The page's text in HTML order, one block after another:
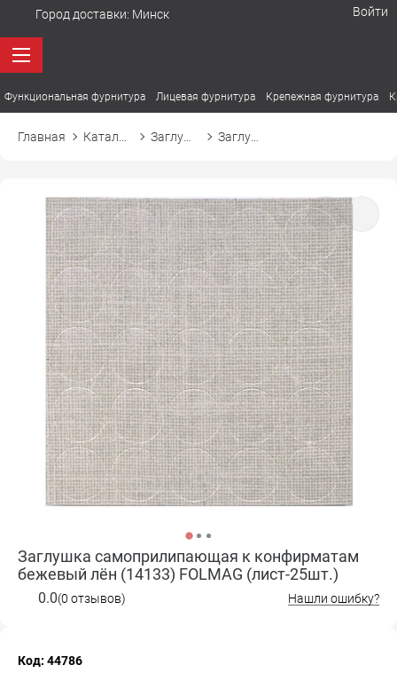
Город доставки: Минск Войти
Функциональная фурнитура Лицевая фурнитура Крепежная фурнитура
Главная
Заглушка самоприлипающая к конфирматам
бежевый лён (14133) FOLMAG (лист-25шт.)
0.0(0 отзывов) Нашли ошибку?
Код: 44786